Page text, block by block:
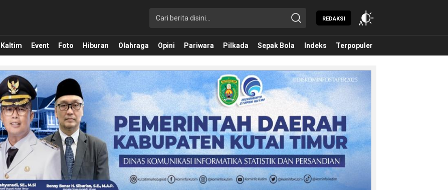
REDAKSI
Kaltim Event Foto Hiburan Olahraga Opini Pariwara Pilkada Sepak Bola Indeks Terpopuler